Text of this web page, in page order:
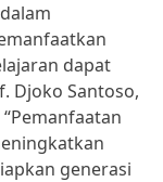
dapat
Djoko Santoso,
generasi